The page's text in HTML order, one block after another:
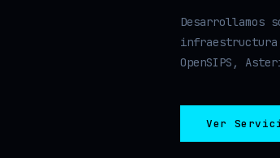
Desarrollamos
OpenSIPS,
Ver